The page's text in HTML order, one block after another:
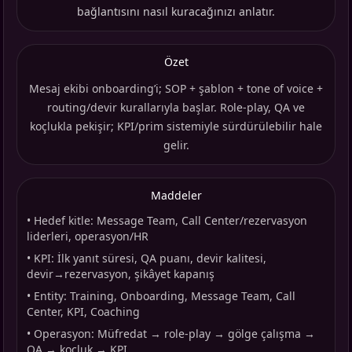
bağlantısını nasıl kuracağınızı anlatır.
Özet
Mesaj ekibi onboarding’i; SOP + şablon + tone of voice +
routing/devir kurallarıyla başlar. Role-play, QA ve
koçlukla pekişir; KPI/prim sistemiyle sürdürülebilir hale
gelir.
Maddeler
• Hedef kitle: Message Team, Call Center/rezervasyon
liderleri, operasyon/HR
• KPI: İlk yanıt süresi, QA puanı, devir kalitesi,
devir→rezervasyon, şikâyet kapanış
• Entity: Training, Onboarding, Message Team, Call
Center, KPI, Coaching
• Operasyon: Müfredat → role-play → gölge çalışma →